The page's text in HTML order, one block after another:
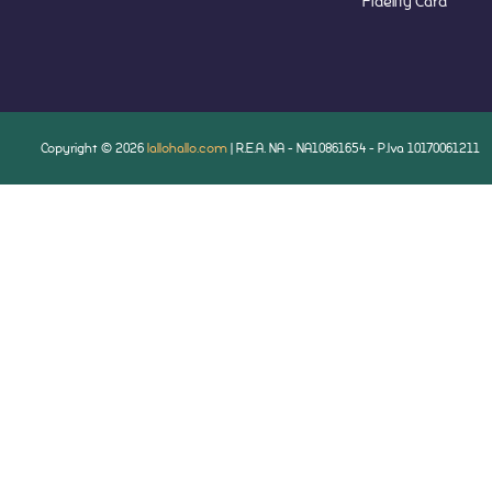
Copyright © 2026 lallohallo.com | R.E.A. NA - NA10861654 - P.Iva 10170061211